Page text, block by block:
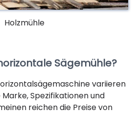
Holzmühle
Sägemühle?
variieren
Spezifikationen und
reichen die Preise von